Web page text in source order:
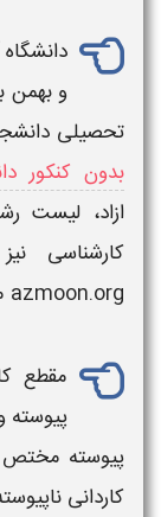
دانشگاه
و بهمن
تحصیلی
بدون کنکور
ازاد، لیست
کارشناسی
azmoon.org منتشر می شود.
مقطع
پیوسته
پیوسته مختص
کاردانی